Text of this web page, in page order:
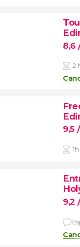
8,6
2
9,5
9,2